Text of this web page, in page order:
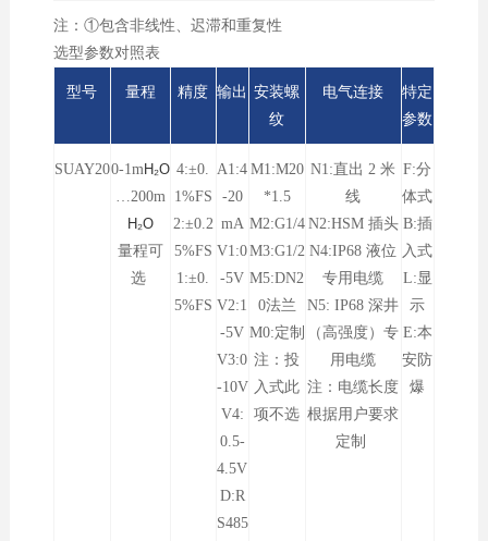
注：①包含非线性、迟滞和重复性
选型参数对照表
型号 量程 精度 输出 安装螺
纹
电气连接
特定
参数
SUAY200-1mH₂O
…200m
H₂O
量程可
选
4:±0.
1%FS
2:±0.2
5%FS
1:±0.
5%FS
A1:4
-20
mA
V1:0
-5V
V2:1
-5V
V3:0
-10V
V4:
0.5-
4.5V
D:R
S485
M1:M20
*1.5
M2:G1/4
M3:G1/2
M5:DN2
0法兰
M0:定制
注：投
入式此
项不选
N1:直出 2 米
线
N2:HSM 插头
N4:IP68 液位
专用电缆
N5: IP68 深井
（高强度）专
用电缆
注：电缆长度
根据用户要求
定制
F:分
体式
B:插
入式
L:显
示
E:本
安防
爆